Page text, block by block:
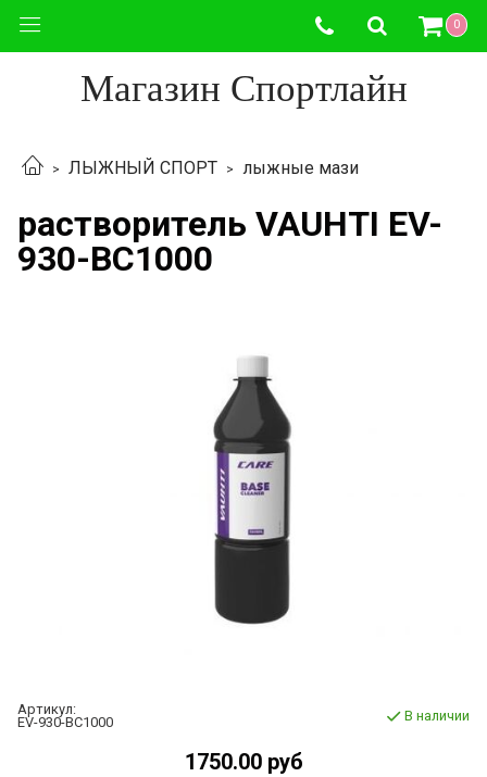
0
Магазин Спортлайн
ЛЫЖНЫЙ СПОРТ лыжные мази
растворитель VAUHTI EV-
930-BC1000
Артикул:
EV-930-BC1000
В наличии
1750.00 руб